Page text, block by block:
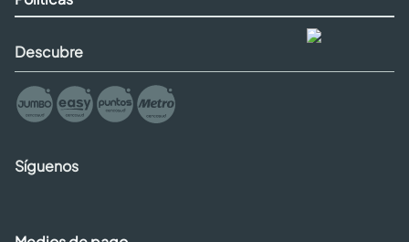
Descubre
Síguenos